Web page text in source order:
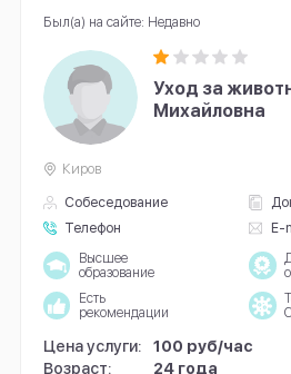
Уход за
Михайловна
Собеседование
Телефон
E-
Киров
Высшее
образование
Есть
рекомендации
Цена услуги:
100 руб/час
Возраст:
24 года
Был(а) на сайте: Недавно